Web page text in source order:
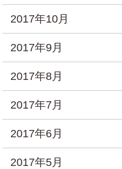
2017年10月
2017年9月
2017年8月
2017年7月
2017年6月
2017年5月